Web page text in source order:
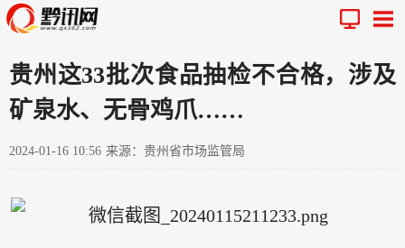
贵州这33批次食品抽检不合格，涉及
矿泉水、无骨鸡爪……
2024-01-16 10:56 来源：贵州省市场监管局